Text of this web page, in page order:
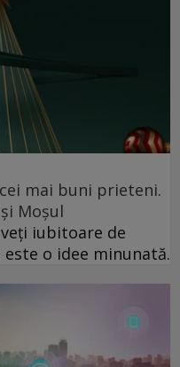
mai buni prieteni.
Moșul
iubitoare de
o idee minunată.